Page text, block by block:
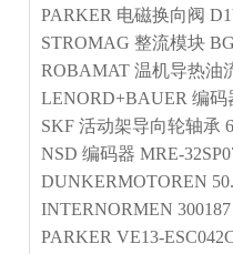
PARKER 电磁换向阀
STROMAG 整流模块
ROBAMAT 温机导热油
LENORD+BAUER 编码
SKF 活动架导向轮轴承
NSD 编码器 MRE-
DUNKERMOTOREN
INTERNORMEN
PARKER VE13-